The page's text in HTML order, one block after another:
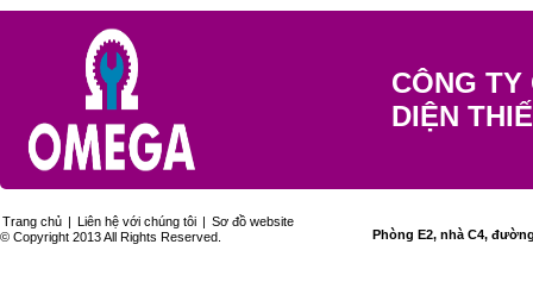
CÔNG
DIỆN
Trang chủ | Liên hệ với chúng tôi | Sơ đồ website
© Copyright 2013 All Rights Reserved.
Phòng E2, nhà C4,